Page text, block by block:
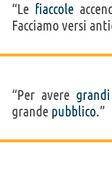
“Le fiaccole
Facciamo versi
“Per avere grandi
grande pubblico.”